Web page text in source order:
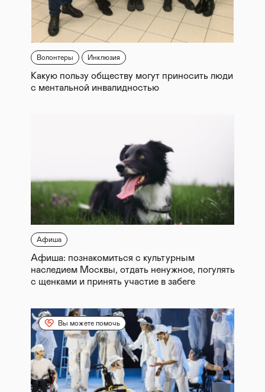
Волонтеры Инклюзия
Какую пользу обществу могут приносить люди
с ментальной инвалидностью
Афиша
Афиша: познакомиться с культурным
наследием Москвы, отдать ненужное, погулять
с щенками и принять участие в забеге
Вы можете помочь